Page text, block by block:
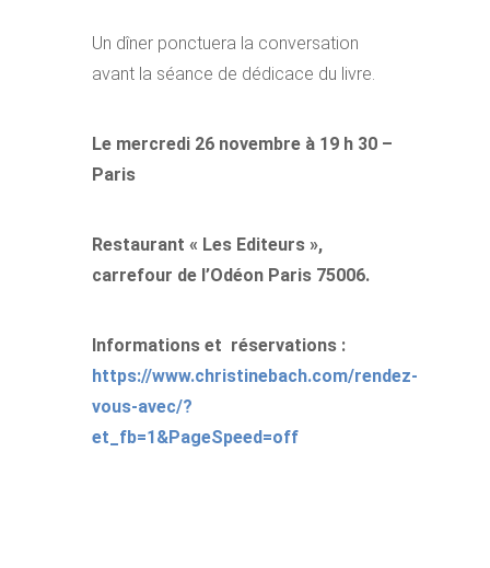
Un dîner ponctuera la conversation
avant la séance de dédicace du livre.
Le mercredi 26 novembre à 19 h 30 –
Paris
Restaurant « Les Editeurs »,
carrefour de l’Odéon Paris 75006.
Informations et réservations :
https://www.christinebach.com/rendez-
vous-avec/?
et_fb=1&PageSpeed=off